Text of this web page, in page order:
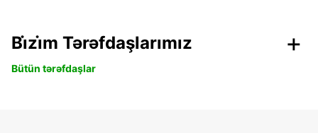
Bi̇zi̇m Tərəfdaşlarımız
Bütün tərəfdaşlar